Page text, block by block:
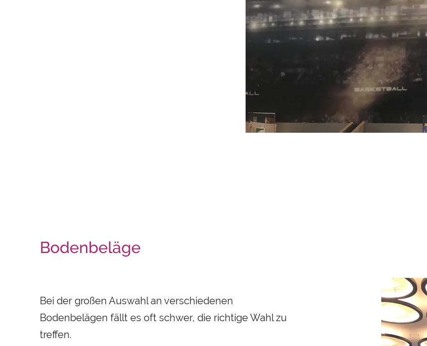
Bodenbeläge
Bei der großen Auswahl an verschiedenen
Bodenbelägen fällt es oft schwer, die richtige Wahl zu
treffen.